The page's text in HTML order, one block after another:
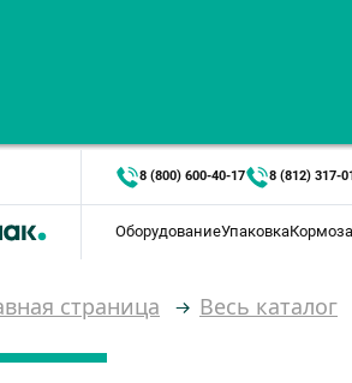
8 (800) 600-40-17 8 (812) 317-
ОборудованиеУпаковка
страница Весь каталог